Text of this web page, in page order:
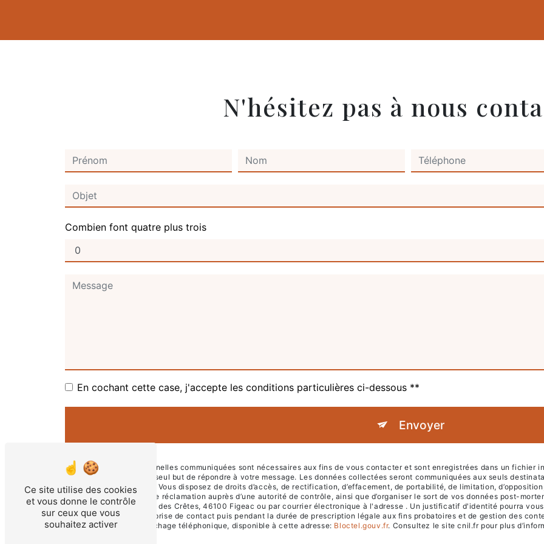
N'hésitez pas à nous
Combien font quatre plus trois
En cochant cette case, j'accepte les conditions particulières ci-dessous **
Envoyer
** Les données personnelles communiquées sont nécessaires aux fins de vous contacter et sont enregistrées dans un fichier
sous-traitants dans le seul but de répondre à votre message. Les données collectées seront communiquées aux seuls
Crêtes, 46100 Figeac . Vous disposez de droits d’accès, de rectification, d’effacement, de portabilité, de limitation,
du droit d’introduire une réclamation auprès d’une autorité de contrôle, ainsi que d’organiser le sort de vos données post-
l'adresse 1335 Chemin des Crêtes, 46100 Figeac ou par courrier électronique à l'adresse . Un justificatif d'identité pourra
pendant la période de prise de contact puis pendant la durée de prescription légale aux fins probatoires et de gestion des
d'opposition au démarchage téléphonique, disponible à cette adresse: Bloctel.gouv.fr. Consultez le site cnil.fr pour plus
Ce site utilise des cookies
et vous donne le contrôle
sur ceux que vous
souhaitez activer